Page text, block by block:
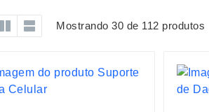
Executivos
Esporte e Jogos
Mostrando 30 de 112 produtos